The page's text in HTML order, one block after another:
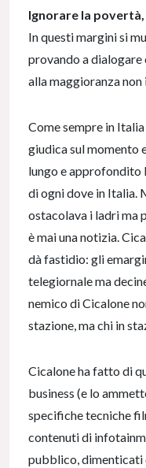
Ignorare la
In questi margini si
provando a dialogare
alla maggioranza non
Come sempre in
giudica sul momento
lungo e approfondito
di ogni dove in Italia.
ostacolava i ladri ma
è mai una notizia.
dà fastidio: gli
telegiornale ma
nemico di Cicalone
stazione, ma chi in
Cicalone ha fatto di
business (e lo
specifiche tecniche
contenuti di
pubblico, dimenticati